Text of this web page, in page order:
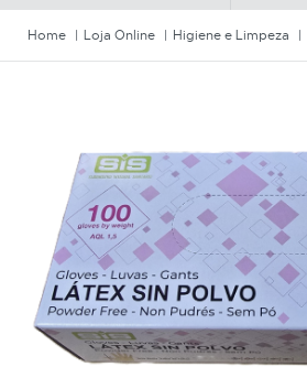
Home Loja Online Higiene e Limpeza